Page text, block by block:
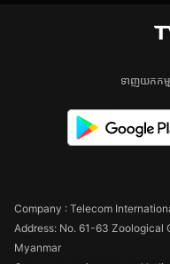
ទាញយកកម្
Company : Telecom
Address: No. 61-63 Zoological
Myanmar